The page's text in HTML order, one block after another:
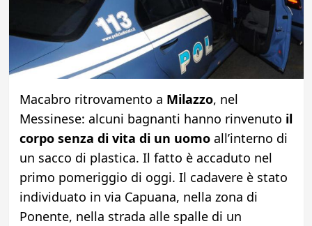
Macabro ritrovamento a Milazzo, nel
Messinese: alcuni bagnanti hanno rinvenuto il
corpo senza di vita di un uomoall’interno di
un sacco di plastica. Il fatto è accaduto nel
primo pomeriggio di oggi. Il cadavere è stato
individuato in via Capuana, nella zona di
Ponente, nella strada alle spalle di un